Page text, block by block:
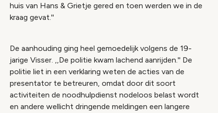
huis van Hans & Grietje gered en toen werden we in de
kraag gevat.''
De aanhouding ging heel gemoedelijk volgens de 19-
jarige Visser. ,,De politie kwam lachend aanrijden.'' De
politie liet in een verklaring weten de acties van de
presentator te betreuren, omdat door dit soort
activiteiten de noodhulpdienst nodeloos belast wordt
en andere wellicht dringende meldingen een langere